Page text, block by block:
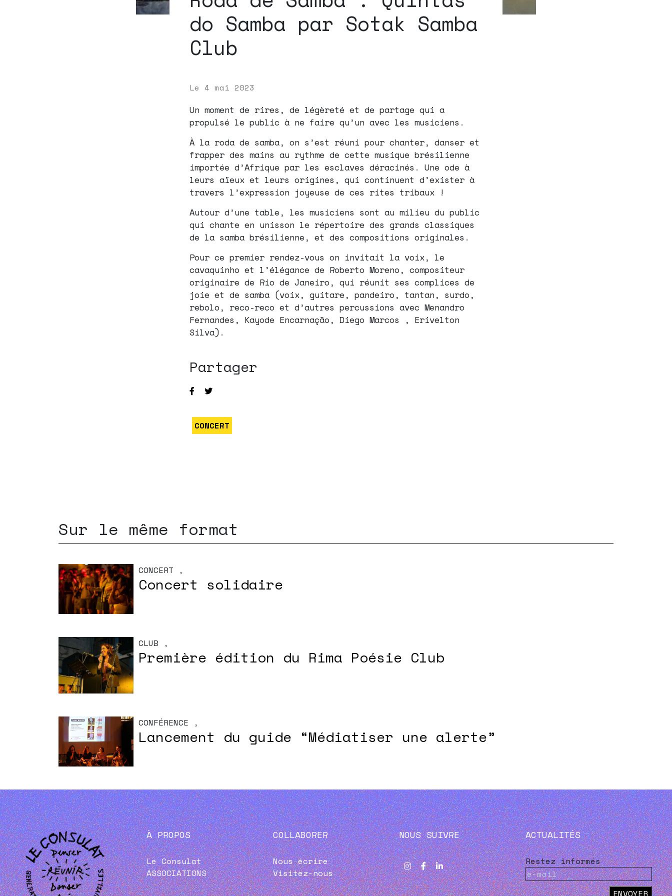
do Samba par Sotak Samba
Club
Le 4 mai 2023
Un moment de rires, de légèreté et de partage qui a
propulsé le public à ne faire qu’un avec les musiciens.
À la roda de samba, on s’est réuni pour chanter, danser et
frapper des mains au rythme de cette musique brésilienne
importée d’Afrique par les esclaves déracinés. Une ode à
leurs aïeux et leurs origines, qui continuent d’exister à
travers l’expression joyeuse de ces rites tribaux !
Autour d’une table, les musiciens sont au milieu du public
qui chante en unisson le répertoire des grands classiques
de la samba brésilienne, et des compositions originales.
Pour ce premier rendez-vous on invitait la voix, le
cavaquinho et l’élégance de Roberto Moreno, compositeur
originaire de Rio de Janeiro, qui réunit ses complices de
joie et de samba (voix, guitare, pandeiro, tantan, surdo,
rebolo, reco-reco et d’autres percussions avec Menandro
Fernandes, Kayode Encarnação, Diego Marcos , Erivelton
Silva).
Partager
CONCERT
Sur le même format
CONCERT ,
Concert solidaire
CLUB ,
Première édition du Rima Poésie Club
CONFÉRENCE ,
Lancement du guide “Médiatiser une alerte”
À PROPOS
Le Consulat
ASSOCIATIONS
COLLABORER
Nous écrire
Visitez-nous
NOUS SUIVRE ACTUALITÉS
Restez informés
ENVOYER